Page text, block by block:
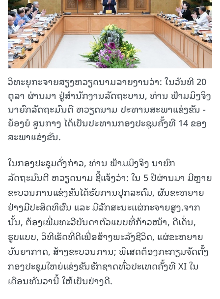
ວິທະຍຸກະຈາຍສຽງຫວຽດນາມລາຍງານວ່າ: ໃນວັນທີ 20
ຕຸລາ ຜ່ານມາ ຢູ່ສຳນັກງານລັດຖະບານ, ທ່ານ ຟ້າມມິງຈິງ
ນາຍົກລັດຖະມົນຕີ ຫວຽດນາມ ປະທານສະພາແຂ່ງຂັນ -
ຍ້ອງຍໍ ສູນກາງ ໄດ້ເປັນປະທານກອງປະຊຸມຄັ້ງທີ 14 ຂອງ
ສະພາແຂ່ງຂັນ.
ໃນກອງປະຊຸມດັ່ງກ່າວ, ທ່ານ ຟ້າມມິງຈິງ ນາຍົກ
ລັດຖະມົນຕີ ຫວຽດນາມ ຊີ້ແຈ້ງວ່າ: ໃນ 5 ປີຜ່ານມາ ມີຫຼາຍ
ຂະບວນການແຂ່ງຂັນໄດ້ຮັບການປຸກລະດົມ, ຜັນຂະຫຍາຍ
ຢ່າງມີປະສິດທິຜົນ ແລະ ມີລັກສະນະແຜ່ກະຈາຍສູງ.ຈາກ
ນັ້ນ, ຕ້ອງເພີ່ມທະວີບັນດາຕົວແບບທີ່ກ້າວໜ້າ, ດີເດັ່ນ,
ຮູບແບບ, ວິທີເຮັດທີ່ດີເພື່ອສ້າງພະລັງຊີວິດ, ແຜ່ຂະຫຍາຍ
ບັນຍາກາດ, ສ້າງຂະບວນການ; ພິເສດຕ້ອງກະກຽມຈັດຕັ້ງ
ກອງປະຊຸມໃຫຍ່ແຂ່ງຂັນຮັກຊາດທົ່ວປະເທດຄັ້ງທີ XI ໃນ
ເດືອນທັນວານີ້ ໃຫ້ເປັນຢ່າງດີ.